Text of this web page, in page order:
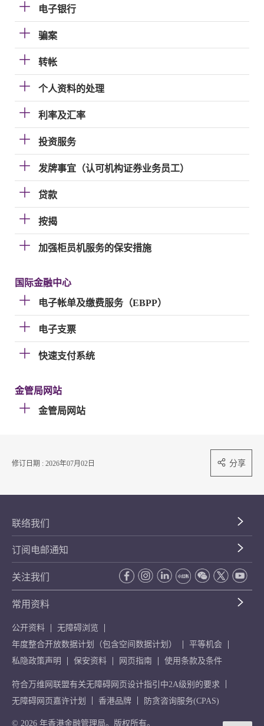
电子银行
骗案
转帐
个人资料的处理
利率及汇率
投资服务
发牌事宜（认可机构证券业务员工）
贷款
按揭
加强柜员机服务的保安措施
国际金融中心
电子帐单及缴费服务（EBPP）
电子支票
快速支付系统
金管局网站
金管局网站
修订日期 : 2026年07月02日 分享
联络我们
订阅电邮通知
关注我们
常用资料
公开资料
无障碍浏览
年度整合开放数据计划（包含空间数据计划）
平等机会
私隐政策声明
保安资料 网页指南 使用条款及条件
符合万维网联盟有关无障碍网页设计指引中2A级别的要求
无障碍网页嘉许计划
香港品牌 防贪咨询服务(CPAS)
© 2026 年香港金融管理局。版权所有。